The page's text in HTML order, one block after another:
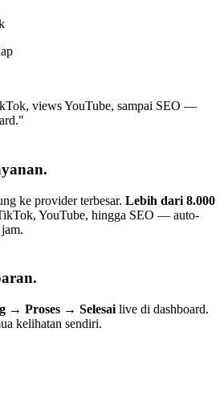
views YouTube, sampai SEO —
ke provider terbesar. Lebih dari 8.000
YouTube, hingga SEO — auto-
→ Proses → Selesai live di dashboard.
kelihatan sendiri.